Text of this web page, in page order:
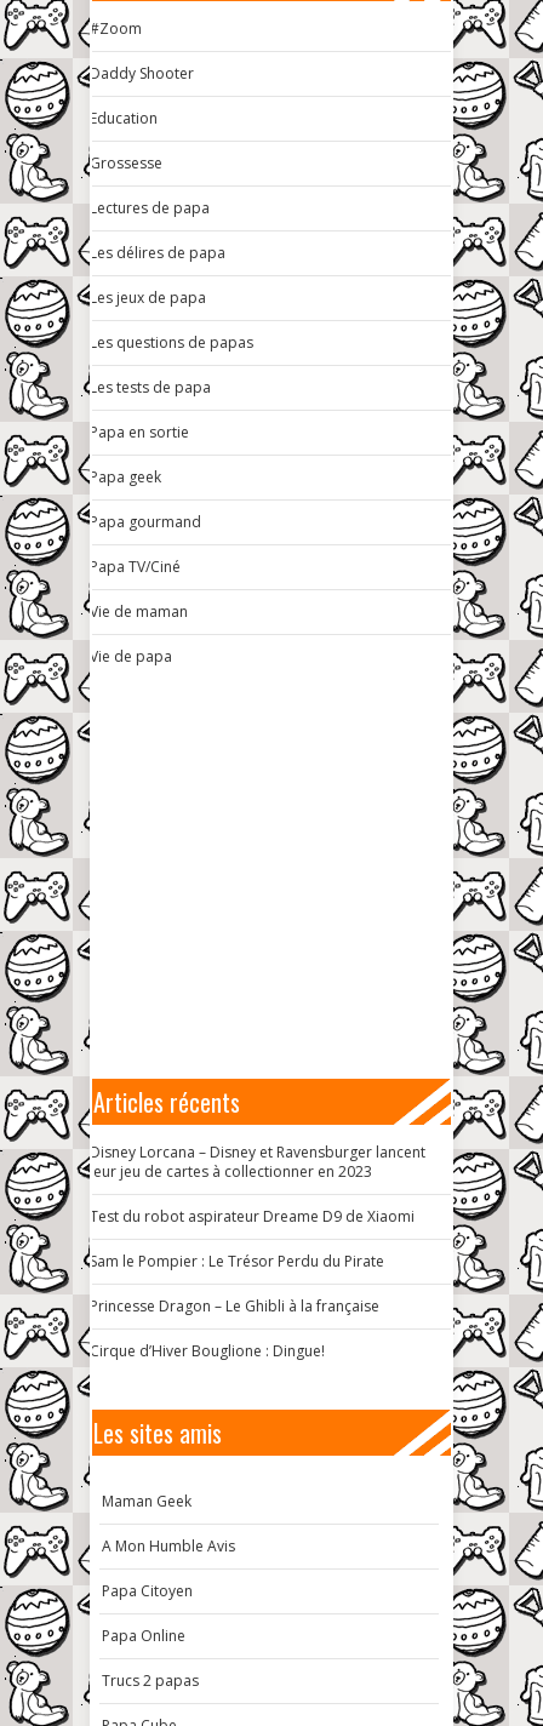
#Zoom
Daddy Shooter
Education
Grossesse
Lectures de papa
Les délires de papa
Les jeux de papa
Les questions de papas
Les tests de papa
Papa en sortie
Papa geek
Papa gourmand
Papa TV/Ciné
Vie de maman
Vie de papa
Articles récents
Disney Lorcana – Disney et Ravensburger lancent
leur jeu de cartes à collectionner en 2023
Test du robot aspirateur Dreame D9 de Xiaomi
Sam le Pompier : Le Trésor Perdu du Pirate
Princesse Dragon – Le Ghibli à la française
Cirque d’Hiver Bouglione : Dingue!
Les sites amis
Maman Geek
A Mon Humble Avis
Papa Citoyen
Papa Online
Trucs 2 papas